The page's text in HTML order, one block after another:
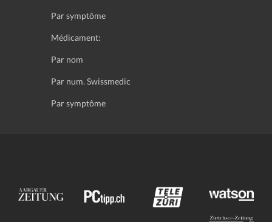
Par symptôme
Médicament:
Par nom
Par num. Swissmedic
Par symptôme